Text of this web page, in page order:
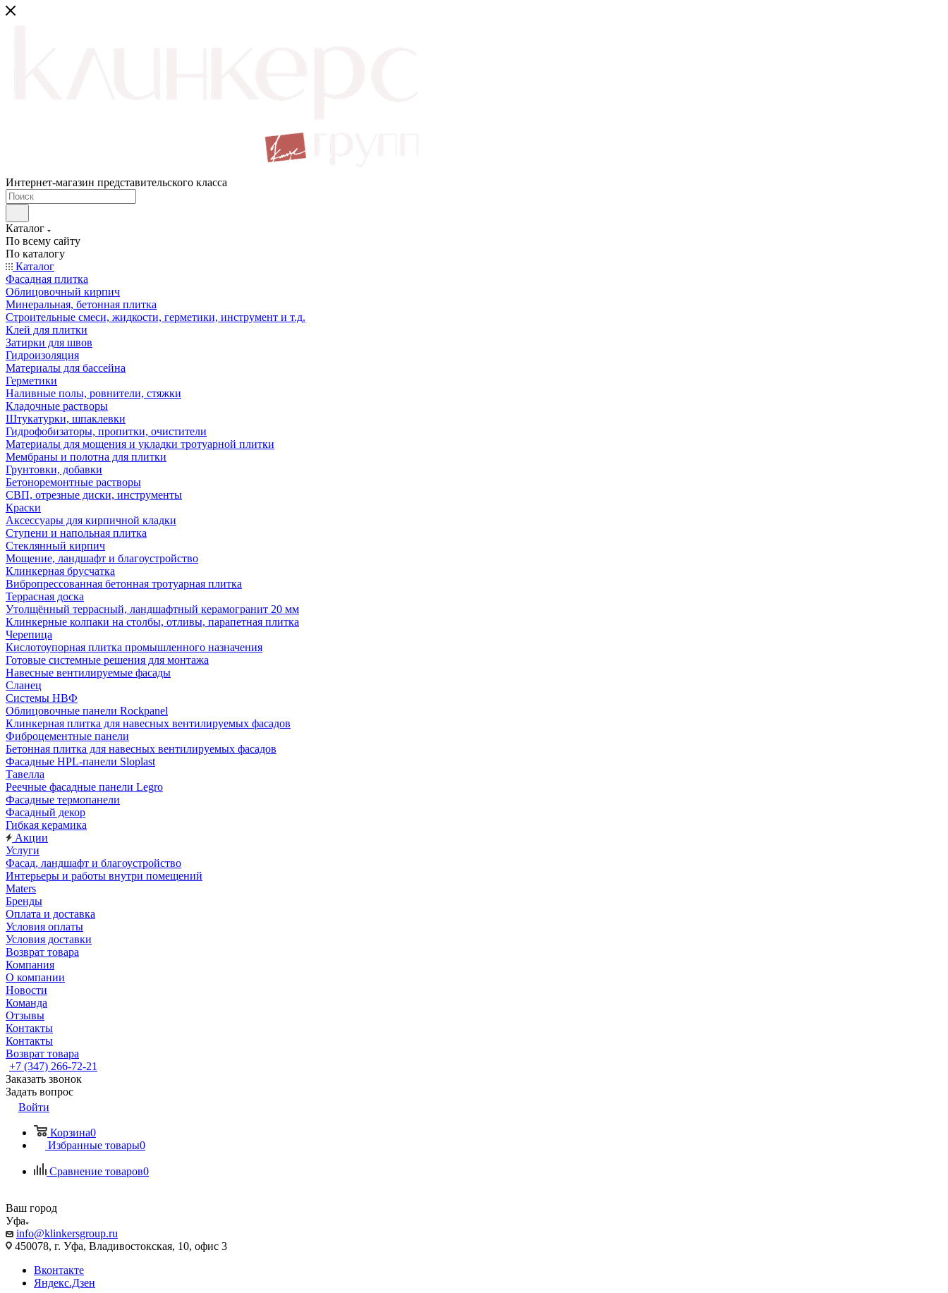
Интернет-магазин представительского класса
Каталог
По всему сайту
По каталогу
Каталог
Фасадная плитка
Облицовочный кирпич
Минеральная, бетонная плитка
Строительные смеси, жидкости, герметики, инструмент и т.д.
Клей для плитки
Затирки для швов
Гидроизоляция
Материалы для бассейна
Герметики
Наливные полы, ровнители, стяжки
Кладочные растворы
Штукатурки, шпаклевки
Гидрофобизаторы, пропитки, очистители
Материалы для мощения и укладки тротуарной плитки
Мембраны и полотна для плитки
Грунтовки, добавки
Бетоноремонтные растворы
СВП, отрезные диски, инструменты
Краски
Аксессуары для кирпичной кладки
Ступени и напольная плитка
Cтеклянный кирпич
Мощение, ландшафт и благоустройство
Клинкерная брусчатка
Вибропрессованная бетонная тротуарная плитка
Террасная доска
Утолщённый террасный, ландшафтный керамогранит 20 мм
Клинкерные колпаки на столбы, отливы, парапетная плитка
Черепица
Кислотоупорная плитка промышленного назначения
Готовые системные решения для монтажа
Навесные вентилируемые фасады
Сланец
Системы НВФ
Облицовочные панели Rockpanel
Клинкерная плитка для навесных вентилируемых фасадов
Фиброцементные панели
Бетонная плитка для навесных вентилируемых фасадов
Фасадные HPL-панели Sloplast
Тавелла
Реечные фасадные панели Legro
Фасадные термопанели
Фасадный декор
Гибкая керамика
Акции
Услуги
Фасад, ландшафт и благоустройство
Интерьеры и работы внутри помещений
Maters
Бренды
Оплата и доставка
Условия оплаты
Условия доставки
Возврат товара
Компания
О компании
Новости
Команда
Отзывы
Контакты
Контакты
Возврат товара
+7 (347) 266-72-21
Заказать звонок
Задать вопрос
Войти
Корзина0
Избранные товары0
Сравнение товаров0
Ваш город
Уфа
info@klinkersgroup.ru
450078, г. Уфа, Владивостокская, 10, офис 3
Вконтакте
Яндекс.Дзен